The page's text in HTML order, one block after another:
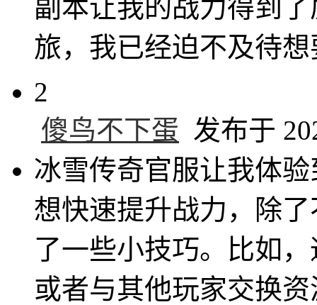
副本让我的战力得到
旅，我已经迫不及待
2
傻鸟不下蛋 发布于
冰雪传奇官服让我体
想快速提升战力，除
了一些小技巧。比如
或者与其他玩家交换